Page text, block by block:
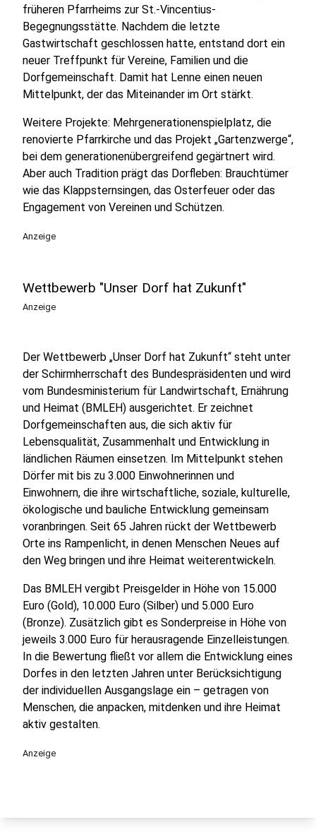
früheren Pfarrheims zur St.-Vincentius-
Begegnungsstätte. Nachdem die letzte
Gastwirtschaft geschlossen hatte, entstand dort ein
neuer Treffpunkt für Vereine, Familien und die
Dorfgemeinschaft. Damit hat Lenne einen neuen
Mittelpunkt, der das Miteinander im Ort stärkt.
Weitere Projekte: Mehrgenerationenspielplatz, die
renovierte Pfarrkirche und das Projekt „Gartenzwerge“,
bei dem generationenübergreifend gegärtnert wird.
Aber auch Tradition prägt das Dorfleben: Brauchtümer
wie das Klappsternsingen, das Osterfeuer oder das
Engagement von Vereinen und Schützen.
Anzeige
Wettbewerb "Unser Dorf hat Zukunft"
Anzeige
Der Wettbewerb „Unser Dorf hat Zukunft“ steht unter
der Schirmherrschaft des Bundespräsidenten und wird
vom Bundesministerium für Landwirtschaft, Ernährung
und Heimat (BMLEH) ausgerichtet. Er zeichnet
Dorfgemeinschaften aus, die sich aktiv für
Lebensqualität, Zusammenhalt und Entwicklung in
ländlichen Räumen einsetzen. Im Mittelpunkt stehen
Dörfer mit bis zu 3.000 Einwohnerinnen und
Einwohnern, die ihre wirtschaftliche, soziale, kulturelle,
ökologische und bauliche Entwicklung gemeinsam
voranbringen. Seit 65 Jahren rückt der Wettbewerb
Orte ins Rampenlicht, in denen Menschen Neues auf
den Weg bringen und ihre Heimat weiterentwickeln.
Das BMLEH vergibt Preisgelder in Höhe von 15.000
Euro (Gold), 10.000 Euro (Silber) und 5.000 Euro
(Bronze). Zusätzlich gibt es Sonderpreise in Höhe von
jeweils 3.000 Euro für herausragende Einzelleistungen.
In die Bewertung fließt vor allem die Entwicklung eines
Dorfes in den letzten Jahren unter Berücksichtigung
der individuellen Ausgangslage ein – getragen von
Menschen, die anpacken, mitdenken und ihre Heimat
aktiv gestalten.
Anzeige